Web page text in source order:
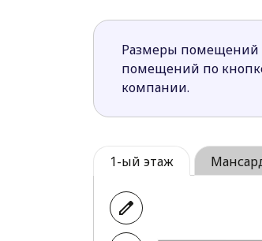
комната на первом этаже
которой объединена
Размеры помещений
помещений по
компании.
1-ый этаж